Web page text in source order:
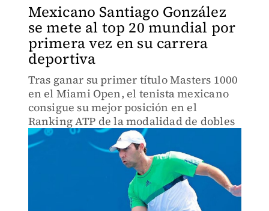
Mexicano Santiago González
se mete al top 20 mundial por
primera vez en su carrera
deportiva
Tras ganar su primer título Masters 1000
en el Miami Open, el tenista mexicano
consigue su mejor posición en el
Ranking ATP de la modalidad de dobles